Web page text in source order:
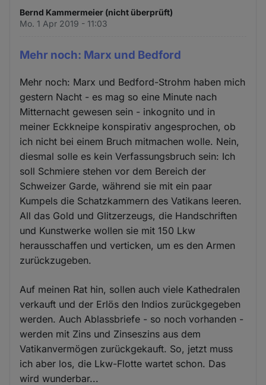
Bernd Kammermeier (nicht überprüft)
Mo. 1 Apr 2019 - 11:03
Mehr noch: Marx und Bedford
Mehr noch: Marx und Bedford-Strohm haben mich
gestern Nacht - es mag so eine Minute nach
Mitternacht gewesen sein - inkognito und in
meiner Eckkneipe konspirativ angesprochen, ob
ich nicht bei einem Bruch mitmachen wolle. Nein,
diesmal solle es kein Verfassungsbruch sein: Ich
soll Schmiere stehen vor dem Bereich der
Schweizer Garde, während sie mit ein paar
Kumpels die Schatzkammern des Vatikans leeren.
All das Gold und Glitzerzeugs, die Handschriften
und Kunstwerke wollen sie mit 150 Lkw
herausschaffen und verticken, um es den Armen
zurückzugeben.
Auf meinen Rat hin, sollen auch viele Kathedralen
verkauft und der Erlös den Indios zurückgegeben
werden. Auch Ablassbriefe - so noch vorhanden -
werden mit Zins und Zinseszins aus dem
Vatikanvermögen zurückgekauft. So, jetzt muss
ich aber los, die Lkw-Flotte wartet schon. Das
wird wunderbar...